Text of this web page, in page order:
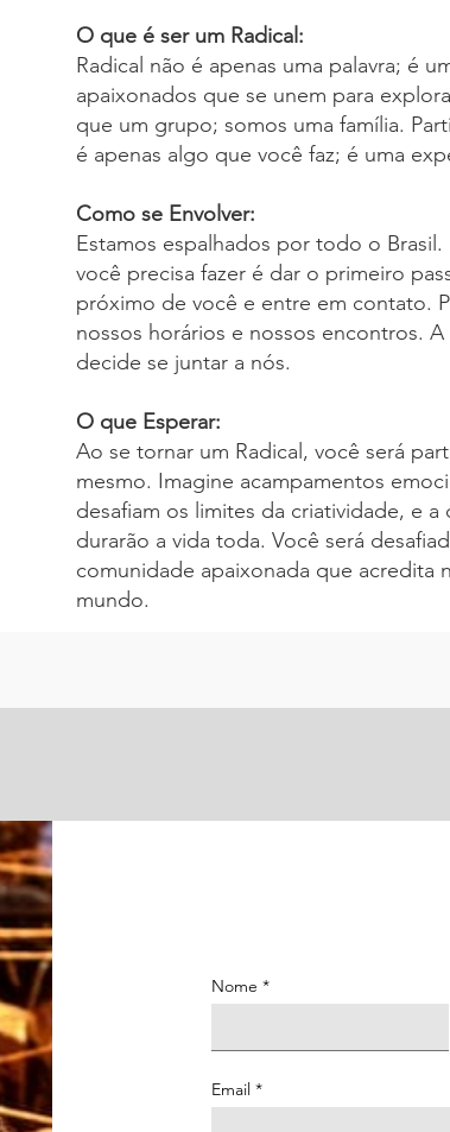
O que é ser um Radical:
Radical não é apenas uma palavra; é
apaixonados que se unem para
que um grupo; somos uma família.
é apenas algo que você faz; é uma
Como se Envolver:
Estamos espalhados por todo o
você precisa fazer é dar o primeiro
próximo de você e entre em contato.
nossos horários e nossos encontros.
decide se juntar a nós.
O que Esperar:
Ao se tornar um Radical, você será
mesmo. Imagine acampamentos
desafiam os limites da criatividade, e
durarão a vida toda. Você será
comunidade apaixonada que acredita
mundo.
Nome
Email